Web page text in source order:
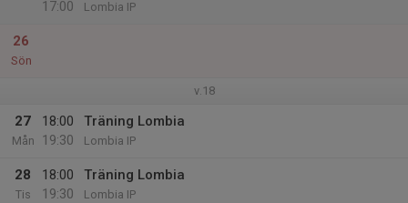
17:00
Lombia IP
26
Sön
v.18
27
Mån
18:00
19:30
Träning Lombia
Lombia IP
28
Tis
18:00
19:30
Träning Lombia
Lombia IP